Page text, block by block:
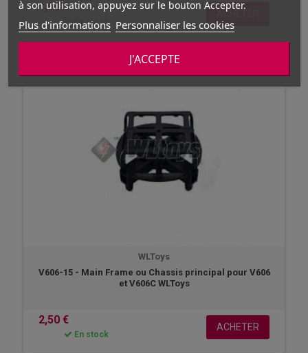
à son utilisation, appuyez sur le bouton Accepter.
Plus d'informations Personnaliser les cookies
J'ACCEPTE
1,00 €
En stock
ACHETER
WLToys
V606-15 - Main Frame ou Chassis principal pour V606
et V606C WLToys
2,50 €
En stock
ACHETER